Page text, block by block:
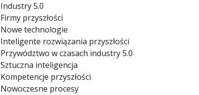
Industry 5.0
Firmy przyszłości
Nowe technologie
Inteligente rozwiązania przyszłości
Przywództwo w czasach industry 5.0
Sztuczna inteligencja
Kompetencje przyszłości
Nowoczesne procesy